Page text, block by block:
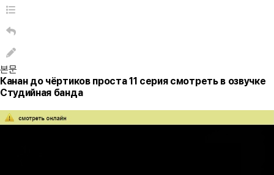
본문
Канан до чёртиков проста 11 серия смотреть в озвучке
Студийная банда